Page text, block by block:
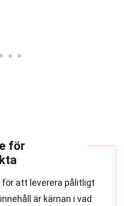
för
att leverera pålitligt
är kärnan i vad